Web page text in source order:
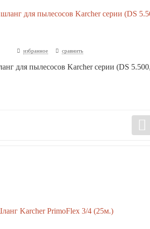
избранное сравнить
для пылесосов Karcher серии (DS